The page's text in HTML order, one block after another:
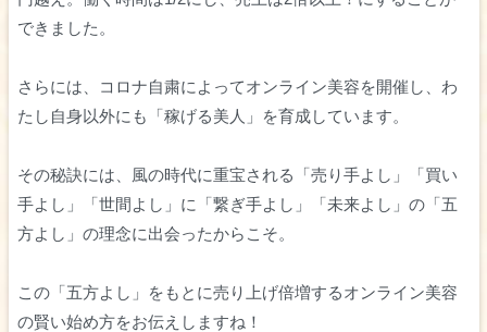
できました。
さらには、コロナ自粛によってオンライン美容を開催し、わ
たし自身以外にも「稼げる美人」を育成しています。
その秘訣には、風の時代に重宝される「売り手よし」「買い
手よし」「世間よし」に「繋ぎ手よし」「未来よし」の「五
方よし」の理念に出会ったからこそ。
この「五方よし」をもとに売り上げ倍増するオンライン美容
の賢い始め方をお伝えしますね！